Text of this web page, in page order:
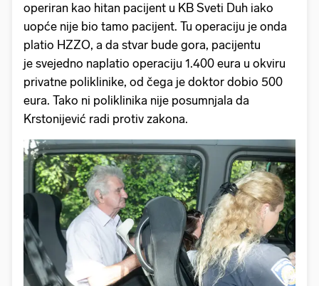
operiran kao hitan pacijent u KB Sveti Duh iako
uopće nije bio tamo pacijent. Tu operaciju je onda
platio HZZO, a da stvar bude gora, pacijentu
je svejedno naplatio operaciju 1.400 eura u okviru
privatne poliklinike, od čega je doktor dobio 500
eura. Tako ni poliklinika nije posumnjala da
Krstonijević radi protiv zakona.